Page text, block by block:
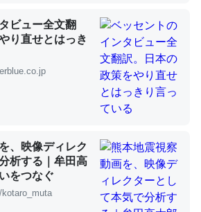
てるし。
】昆虫学の大問題＝「昆虫はなぜ海にいな
置いて４年。でたまに覗いてる。ぼ
かと画策中。あと、Googleマップで
る。電池残量や充電中かが分かるので
て分かる。
ビュー全文翻
り直せとはっき
、映像ディレク
析する｜牟田高
をつなぐ